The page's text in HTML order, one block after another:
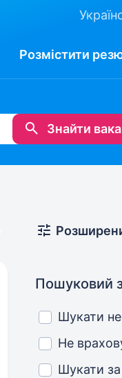
Розмістити
Знайти
Пошуковий
Шукати не
Не
Шукати за